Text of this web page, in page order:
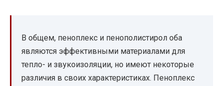
В общем, пеноплекс и пенополистирол оба
являются эффективными материалами для
тепло- и звукоизоляции, но имеют некоторые
различия в своих характеристиках. Пеноплекс